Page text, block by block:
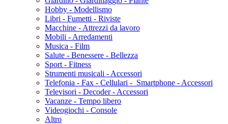
Hobby - Modellismo
Libri - Fumetti - Riviste
Macchine - Attrezzi da lavoro
Mobili - Arredamenti
Musica - Film
Salute - Benessere - Bellezza
Sport - Fitness
Strumenti musicali - Accessori
Telefonia - Fax - Cellulari - Smartphone - Accessori
Televisori - Decoder - Accessori
Vacanze - Tempo libero
Videogiochi - Console
Altro